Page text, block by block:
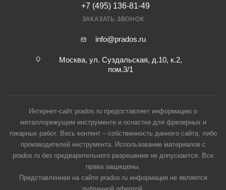
+7 (495) 136-81-49
ЗАКАЗАТЬ ЗВОНОК
info@prados.ru
Москва, ул. Суздальская, д.10, к.2,
пом.3/1
Интернет-сайт prados.ru предоставляет информацию о
металлорежущем инструменте и оснастке для фрезерных и
токарных работ. Весь контент – собственность данного сайта, либо
производителей инструмента. Использование материалов с
prados.ru без предварительного разрешения не допускается. Все
права защищены.
Представленная на сайте prados.ru информация не является